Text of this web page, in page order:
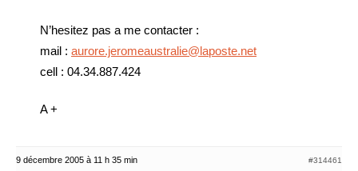
N’hesitez pas a me contacter :
mail : aurore.jeromeaustralie@laposte.net
cell : 04.34.887.424
A +
9 décembre 2005 à 11 h 35 min #314461